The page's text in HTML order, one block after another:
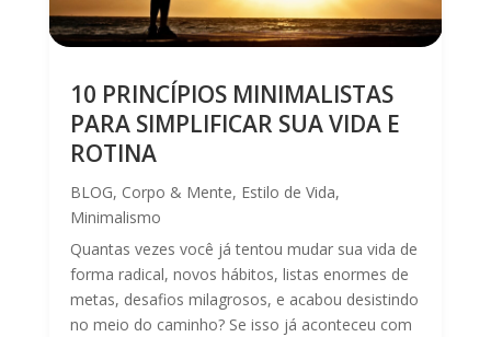
10 PRINCÍPIOS MINIMALISTAS
PARA SIMPLIFICAR SUA VIDA E
ROTINA
BLOG, Corpo & Mente, Estilo de Vida,
Minimalismo
Quantas vezes você já tentou mudar sua vida de
forma radical, novos hábitos, listas enormes de
metas, desafios milagrosos, e acabou desistindo
no meio do caminho? Se isso já aconteceu com